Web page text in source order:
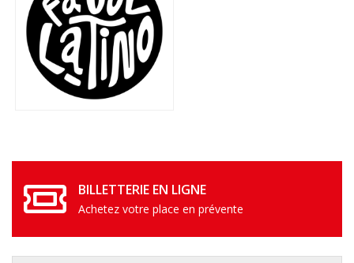
BILLETTERIE EN LIGNE
Achetez votre place en prévente